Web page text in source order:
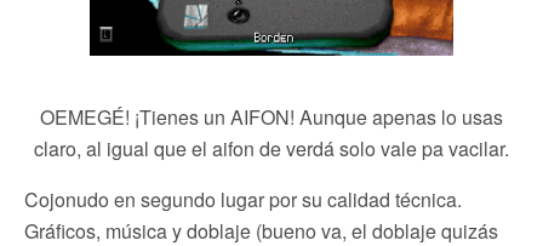
OEMEGÉ! ¡Tienes un AIFON! Aunque apenas lo usas
claro, al igual que el aifon de verdá solo vale pa vacilar.
Cojonudo en segundo lugar por su calidad técnica.
Gráficos, música y doblaje (bueno va, el doblaje quizás